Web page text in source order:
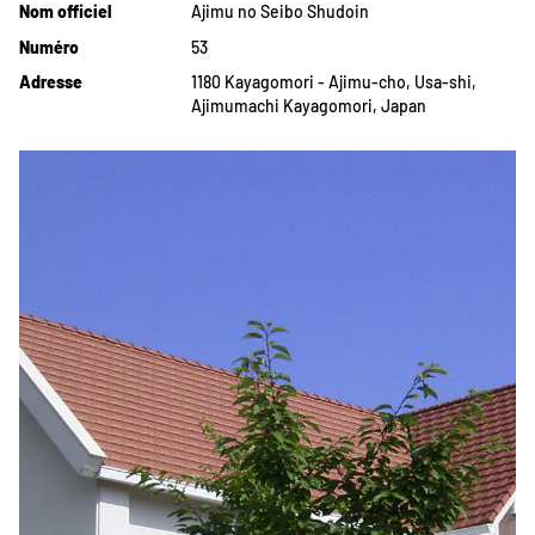
Nom officiel
Ajimu no Seibo Shudoin
Numéro
53
Adresse
1180 Kayagomori - Ajimu-cho, Usa-shi,
Ajimumachi Kayagomori, Japan